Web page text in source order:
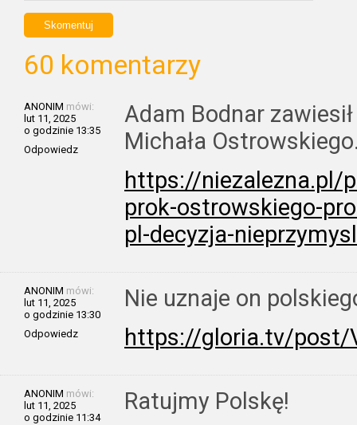
60 komentarzy
ANONIM mówi:
lut 11, 2025
o godzinie 13:35
Odpowiedz
Adam Bodnar
Michała
https://niezalezna.pl/
prok-ostrowskiego-
pl-decyzja-
ANONIM mówi:
lut 11, 2025
o godzinie 13:30
Odpowiedz
Nie uznaje on
https://gloria.tv/post/
ANONIM mówi:
lut 11, 2025
o godzinie 11:34
Ratujmy Polskę!